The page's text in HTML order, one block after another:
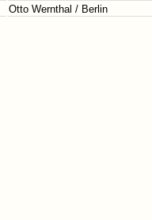
Otto Wernthal / Berlin